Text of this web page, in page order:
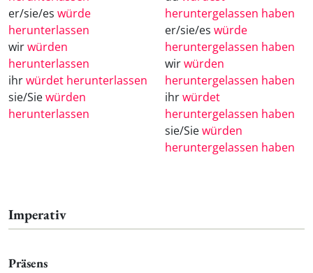
er/sie/es würde
herunterlassen
wirwürden
herunterlassen
ihrwürdet herunterlassen
sie/Siewürden
herunterlassen
heruntergelassen haben
er/sie/es würde
heruntergelassen haben
wirwürden
heruntergelassen haben
ihrwürdet
heruntergelassen haben
sie/Siewürden
heruntergelassen haben
Imperativ
Präsens